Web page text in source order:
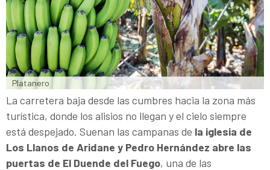
Platanero
La carretera baja desde las cumbres hacia la zona más
turística, donde los alisios no llegan y el cielo siempre
está despejado. Suenan las campanas de la iglesia de
Los Llanos de Aridane y Pedro Hernández abre las
puertas de El Duende del Fuego, una de las